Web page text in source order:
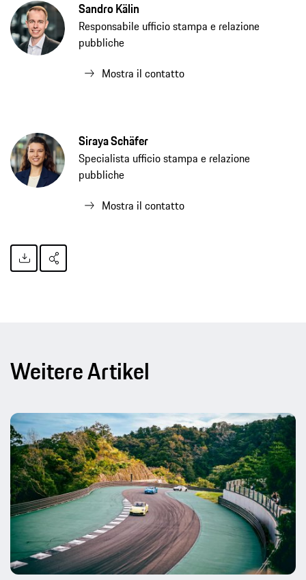
Sandro Kälin
Responsabile ufficio stampa e relazione
pubbliche
Mostra il contatto
Siraya Schäfer
Specialista ufficio stampa e relazione
pubbliche
Mostra il contatto
Weitere Artikel